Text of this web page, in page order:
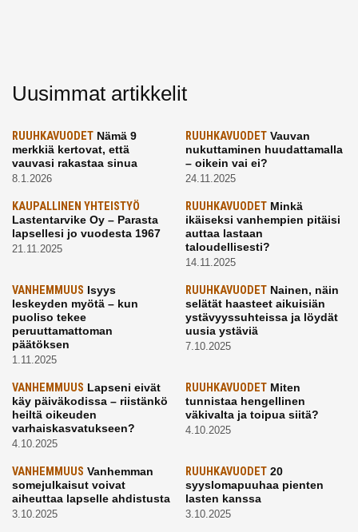
Uusimmat artikkelit
RUUHKAVUODET Nämä 9
merkkiä kertovat, että
vauvasi rakastaa sinua
8.1.2026
RUUHKAVUODETVauvan
nukuttaminen huudattamalla
– oikein vai ei?
24.11.2025
KAUPALLINEN YHTEISTYÖ
Lastentarvike Oy – Parasta
lapsellesi jo vuodesta 1967
21.11.2025
RUUHKAVUODETMinkä
ikäiseksi vanhempien pitäisi
auttaa lastaan
taloudellisesti?
14.11.2025
VANHEMMUUS Isyys
leskeyden myötä – kun
puoliso tekee
peruuttamattoman
päätöksen
1.11.2025
RUUHKAVUODETNainen, näin
selätät haasteet aikuisiän
ystävyyssuhteissa ja löydät
uusia ystäviä
7.10.2025
VANHEMMUUS Lapseni eivät
käy päiväkodissa – riistänkö
heiltä oikeuden
varhaiskasvatukseen?
4.10.2025
RUUHKAVUODETMiten
tunnistaa hengellinen
väkivalta ja toipua siitä?
4.10.2025
VANHEMMUUS Vanhemman
somejulkaisut voivat
aiheuttaa lapselle ahdistusta
3.10.2025
RUUHKAVUODET20
syyslomapuuhaa pienten
lasten kanssa
3.10.2025